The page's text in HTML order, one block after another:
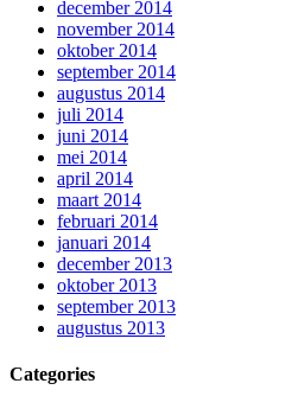
december 2014
november 2014
oktober 2014
september 2014
augustus 2014
juli 2014
juni 2014
mei 2014
april 2014
maart 2014
februari 2014
januari 2014
december 2013
oktober 2013
september 2013
augustus 2013
Categories